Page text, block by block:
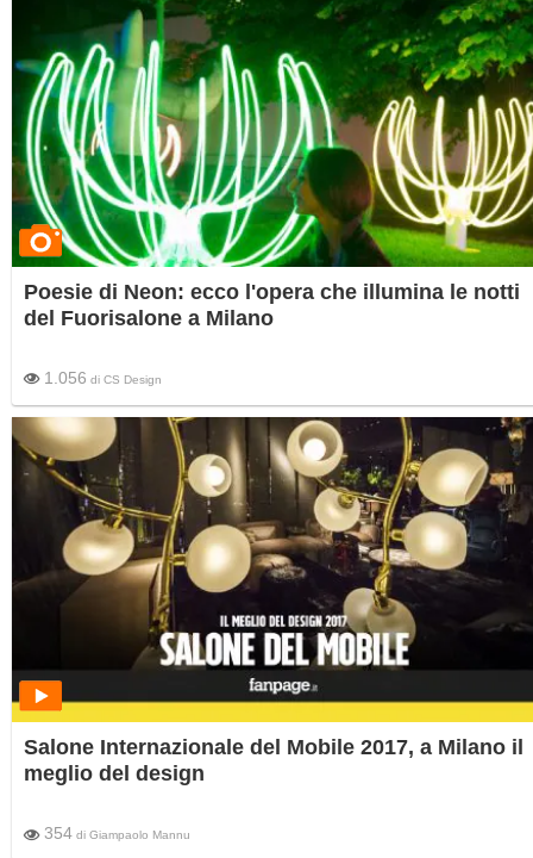
Poesie di Neon: ecco l'opera che illumina le notti
del Fuorisalone a Milano
1.056 di CS Design
Salone Internazionale del Mobile 2017, a Milano il
meglio del design
354 di Giampaolo Mannu